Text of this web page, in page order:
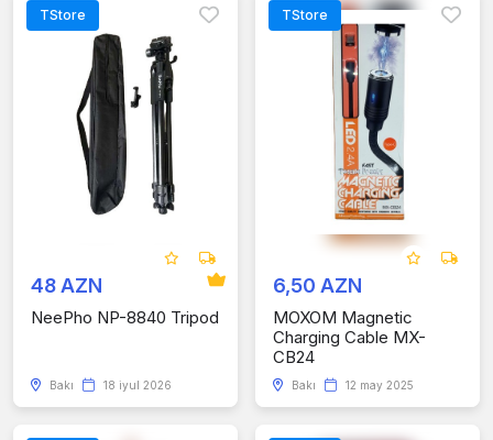
TStore
48 AZN
NeePho NP-8840 Tripod
Bakı 18 iyul 2026
TStore
6,50 AZN
MOXOM Magnetic
Charging Cable MX-
CB24
Bakı 12 may 2025